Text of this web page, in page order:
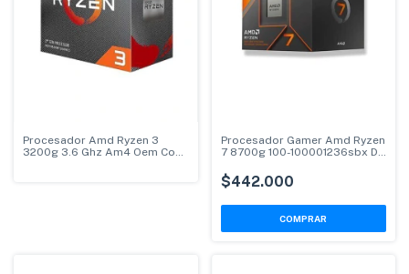
Procesador Amd Ryzen 3
3200g 3.6 Ghz Am4 Oem Con
Procesador Gamer Amd Ryzen
7 8700g 100-100001236sbx De
$442.000